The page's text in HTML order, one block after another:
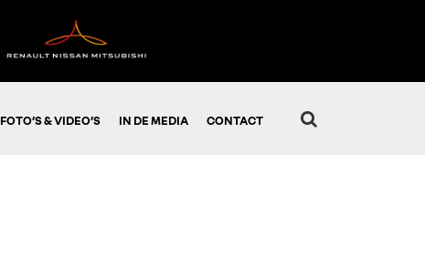
FOTO’S & VIDEO’S IN DE MEDIA CONTACT